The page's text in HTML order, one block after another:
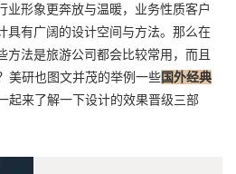
业形象更奔放与温暖，业务性质客户
具有广阔的设计空间与方法。那么在
方法是旅游公司都会比较常用，而且
美研也图文并茂的举例一些国外经典
起来了解一下设计的效果晋级三部